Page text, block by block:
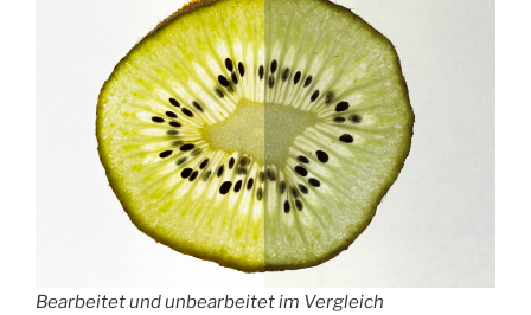
Bearbeitet und unbearbeitet im Vergleich